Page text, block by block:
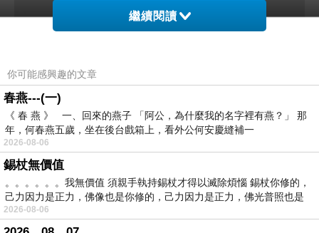
性變得格外重要，像常見的 DDR4 SO-DIMM
SOCKET，內部其實包含大量精密接點，每個腳
位都對應不同的電源、接地與資料訊號，當筆電
同時安裝兩條大容量記憶體時，訊號同步要求會
比低容量配置更高，只要其中一個接點出現微小
偏差，就可能導致整體系統不穩。
這也是為什麼高品質 SO-DIMM CONNECTOR
繼續閱讀
你可能感興趣的文章
春燕---(一)
《 春 燕 》 一、回來的燕子 「阿公，為什麼我的名字裡有燕？」 那
年，何春燕五歲，坐在後台戲箱上，看外公何安慶縫補一
2026-08-06
錫杖無價值
。。。。。。我無價值 須親手執持錫杖才得以滅除煩惱 錫杖你修的，
己力因力是正力，佛像也是你修的，己力因力是正力，佛光普照也是
2026-08-06